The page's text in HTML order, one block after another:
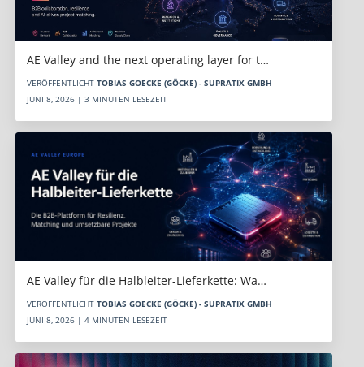
AE Valley and the next operating layer for t…
VERÖFFENTLICHT TOBIAS GOECKE (GÖCKE) - SUPRATIX GMBH
JUNI 8, 2026 | 3 MINUTEN LESEZEIT
AE Valley für die Halbleiter-Lieferkette: Wa…
VERÖFFENTLICHT TOBIAS GOECKE (GÖCKE) - SUPRATIX GMBH
JUNI 8, 2026 | 4 MINUTEN LESEZEIT